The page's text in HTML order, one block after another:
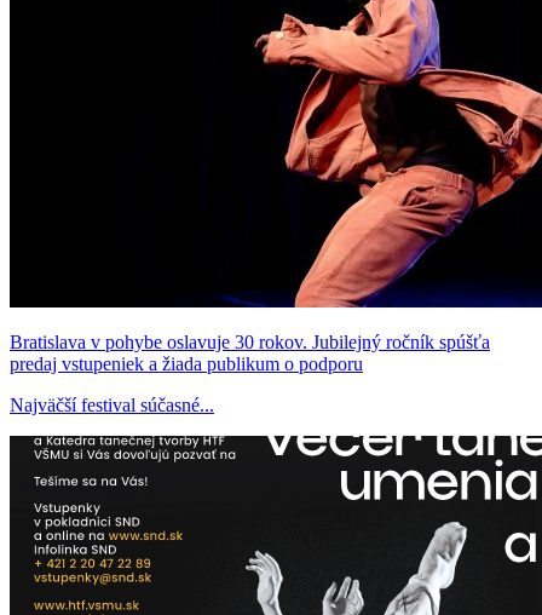
Bratislava v pohybe oslavuje 30 rokov. Jubilejný ročník spúšťa
predaj vstupeniek a žiada publikum o podporu
Najväčší festival súčasné...